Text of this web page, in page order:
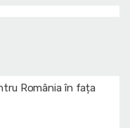
România în fața